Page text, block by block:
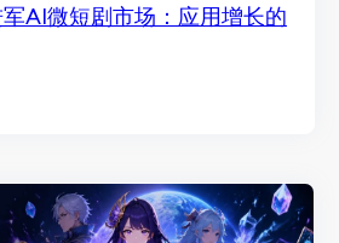
AI微短剧市场：应用增长的